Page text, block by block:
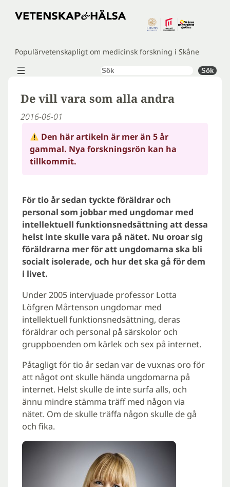
Hoppa
Populärvetenskapligt om medicinsk forskning i Skåne
Sök Sök
De vill vara som alla andra
2016-06-01
Den här artikeln är mer än 5 år
gammal. Nya forskningsrön kan ha
tillkommit.
För tio år sedan tyckte föräldrar och
personal som jobbar med ungdomar med
intellektuell funktionsnedsättning att dessa
helst inte skulle vara på nätet. Nu oroar sig
föräldrarna mer för att ungdomarna ska bli
socialt isolerade, och hur det ska gå för dem
i livet.
Under 2005 intervjuade professor Lotta
Löfgren Mårtenson ungdomar med
intellektuell funktionsnedsättning, deras
föräldrar och personal på särskolor och
gruppboenden om kärlek och sex på internet.
Påtagligt för tio år sedan var de vuxnas oro för
att något ont skulle hända ungdomarna på
internet. Helst skulle de inte surfa alls, och
ännu mindre stämma träff med någon via
nätet. Om de skulle träffa någon skulle de gå
och fika.